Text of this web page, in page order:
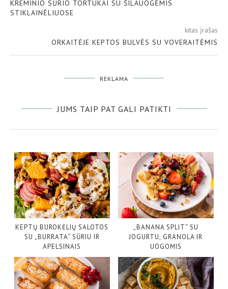
KREMINIO SŪRIO TORTUKAI SU ŠILAUOGĖMIS
STIKLAINĖLIUOSE
kitas įrašas
ORKAITĖJE KEPTOS BULVĖS SU VOVERAITĖMIS
REKLAMA
JUMS TAIP PAT GALI PATIKTI
KEPTŲ BUROKĖLIŲ SALOTOS
SU „BURRATA“ SŪRIU IR
APELSINAIS
„BANANA SPLIT“ SU
JOGURTU, GRANOLA IR
UOGOMIS